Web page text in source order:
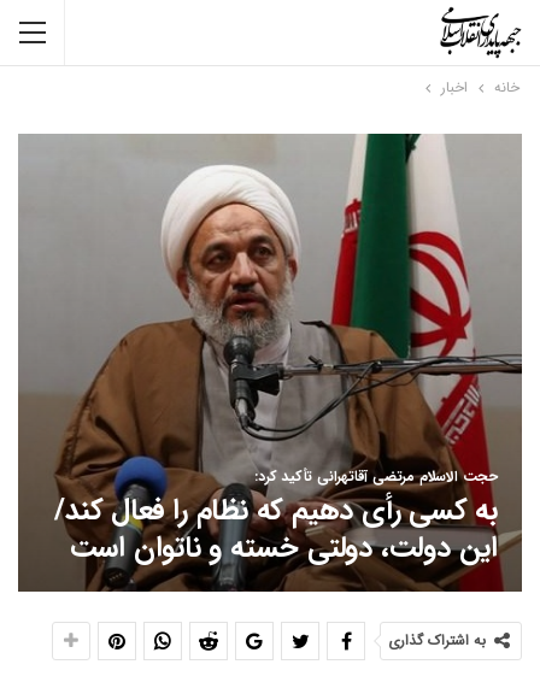
خانه اخبار
حجت الاسلام مرتضی آقاتهرانی تأکید کرد:
به کسی رأی دهیم که نظام را فعال کند/
این دولت، دولتی خسته و ناتوان است
به اشتراک گذاری